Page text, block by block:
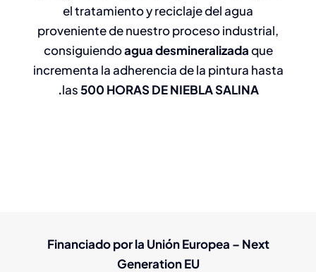
el tratamiento y reciclaje del agua
proveniente de nuestro proceso industrial,
consiguiendoagua desmineralizadaque
incrementa la adherencia de la pintura hasta
las500 HORAS DE NIEBLA SALINA.
Financiado por la Unión Europea – Next
Generation EU